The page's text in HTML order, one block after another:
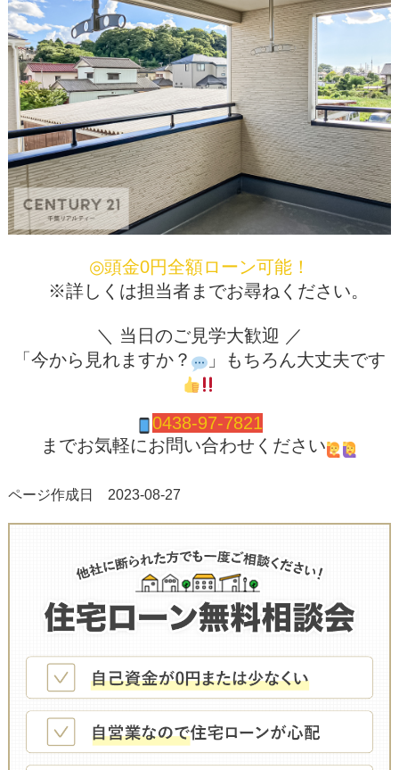
◎頭金0円全額ローン可能！
※詳しくは担当者までお尋ねください。
＼ 当日のご見学大歓迎 ／
「今から見れますか？
」もちろん大丈夫です
0438-97-7821
までお気軽にお問い合わせください
ページ作成日 2023-08-27